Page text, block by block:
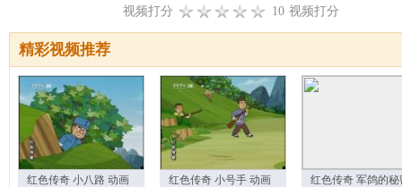
视频打分 10 视频打分
精彩视频推荐
红色传奇 小八路 动画
红色传奇 小号手 动画
红色传奇 军鸽的秘